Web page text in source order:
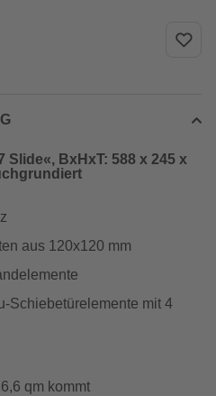
Slide«, BxHxT: 588 x 245 x
aus 120x120 mm
Schiebetürelemente mit 4
qm kommt